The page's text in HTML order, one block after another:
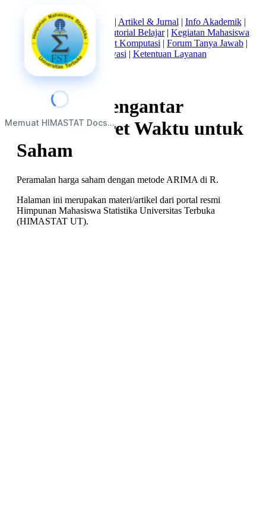
Memuat HIMASTAT Docs...
Beranda|Tentang Kami | Artikel & Jurnal | Info Akademik|
Mata Kuliah Statistika
Tutorial Belajar| Kegiatan Mahasiswa
Struktur Himpunan Alat Komputasi | Forum Tanya Jawab |
Kebijakan Privasi | Ketentuan Layanan
Webinar: Pengantar
Analisis Deret Waktu untuk
Saham
Peramalan harga saham dengan metode ARIMA di R.
Halaman ini merupakan materi/artikel dari portal resmi
Himpunan Mahasiswa Statistika Universitas Terbuka
(HIMASTAT UT).